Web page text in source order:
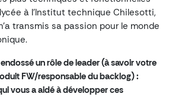
à l’Institut technique Chilesotti,
transmis sa passion pour le monde
un rôle de leader (à savoir votre
FW/responsable du backlog) :
vous a aidé à développer ces